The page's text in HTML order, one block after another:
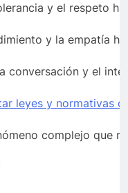
y el respeto
y la empatía
conversación y el
leyes y normativas
complejo que